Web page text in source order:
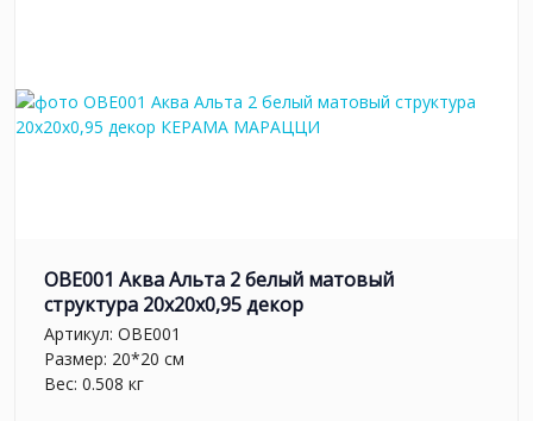
OBE001 Аква Альта 2 белый матовый
структура 20x20x0,95 декор
Артикул: OBE001
Размер: 20*20 см
Вес: 0.508 кг